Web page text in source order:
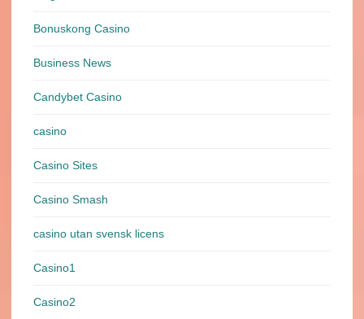
Bonuskong Casino
Business News
Candybet Casino
casino
Casino Sites
Casino Smash
casino utan svensk licens
Casino1
Casino2